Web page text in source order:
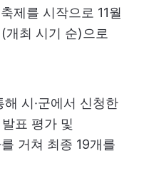
제를 시작으로 11월
개최 시기 순)으로
시·군에서 신청한
표 평가 및
거쳐 최종 19개를